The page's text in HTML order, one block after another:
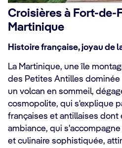
Croisières à Fort-de-
Martinique
Histoire française, joyau de
La Martinique, une île
des Petites Antilles dominée
un volcan en sommeil,
cosmopolite, qui s'explique
françaises et antillaises dont
ambiance, qui
et culinaire sophistiquée,